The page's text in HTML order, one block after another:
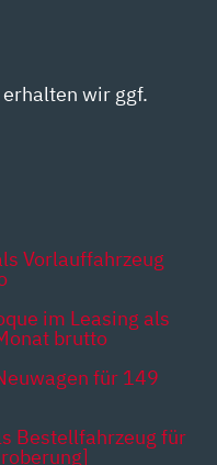
wir ggf.
Vorlauffahrzeug
im Leasing als
brutto
für 149
Bestellfahrzeug für